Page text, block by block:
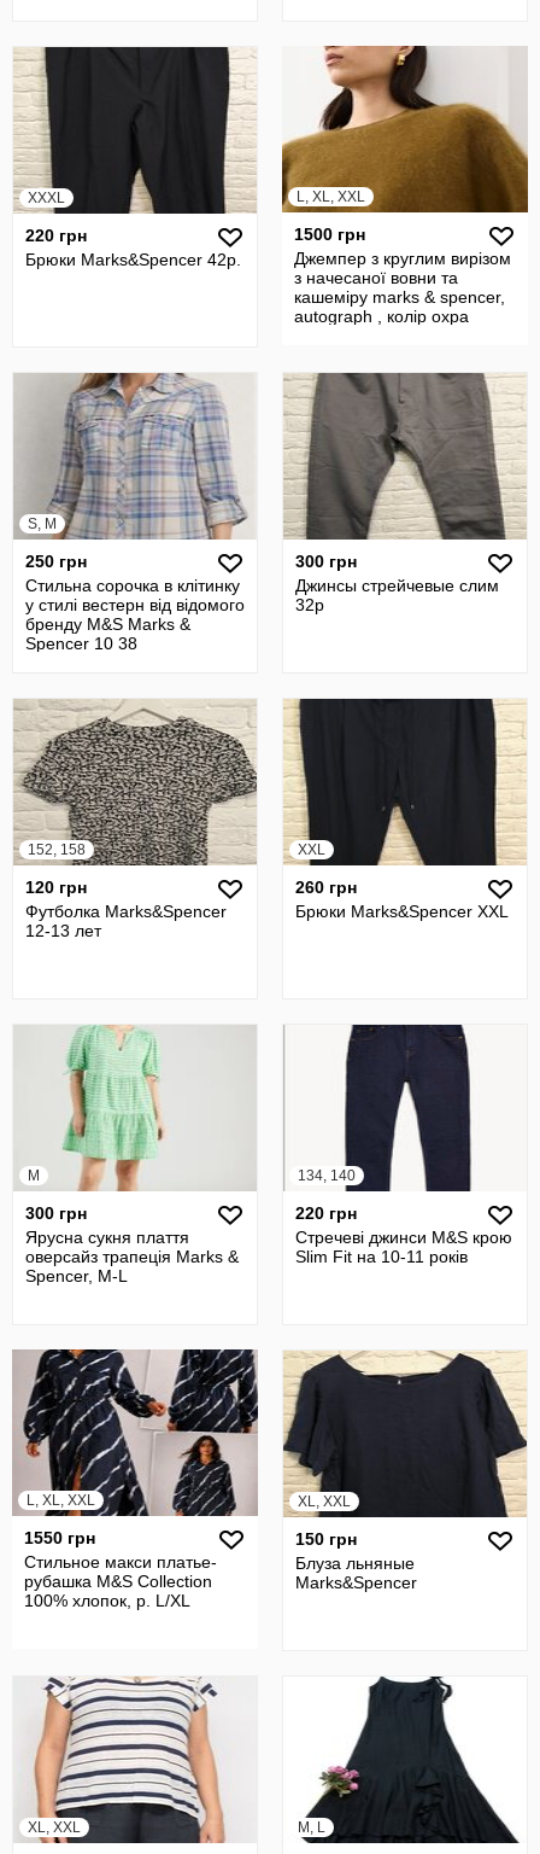
XXXL
220 грн
Брюки Marks&Spencer 42р.
L, XL, XXL
1500 грн
Джемпер з круглим вирізом
з начесаної вовни та
кашеміру marks & spencer,
autograph , колір охра
S, M
250 грн
Стильна сорочка в клітинку
у стилі вестерн від відомого
бренду M&S Marks &
Spencer 10 38
300 грн
Джинсы стрейчевые слим
32р
152, 158
120 грн
Футболка Marks&Spencer
12-13 лет
XXL
260 грн
Брюки Marks&Spencer XXL
M
300 грн
Ярусна сукня плаття
оверсайз трапеція Marks &
Spencer, M-L
134, 140
220 грн
Стречеві джинси M&S крою
Slim Fit на 10-11 років
L, XL, XXL
1550 грн
Стильное макси платье-
рубашка M&S Collection
100% хлопок, р. L/XL
XL, XXL
150 грн
Блуза льняные
Marks&Spencer
XL, XXL M, L